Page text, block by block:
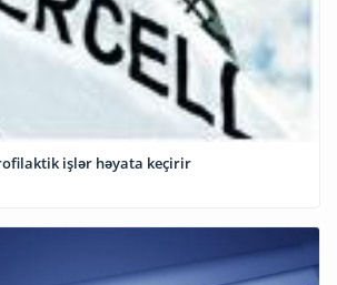
işlər həyata keçirir